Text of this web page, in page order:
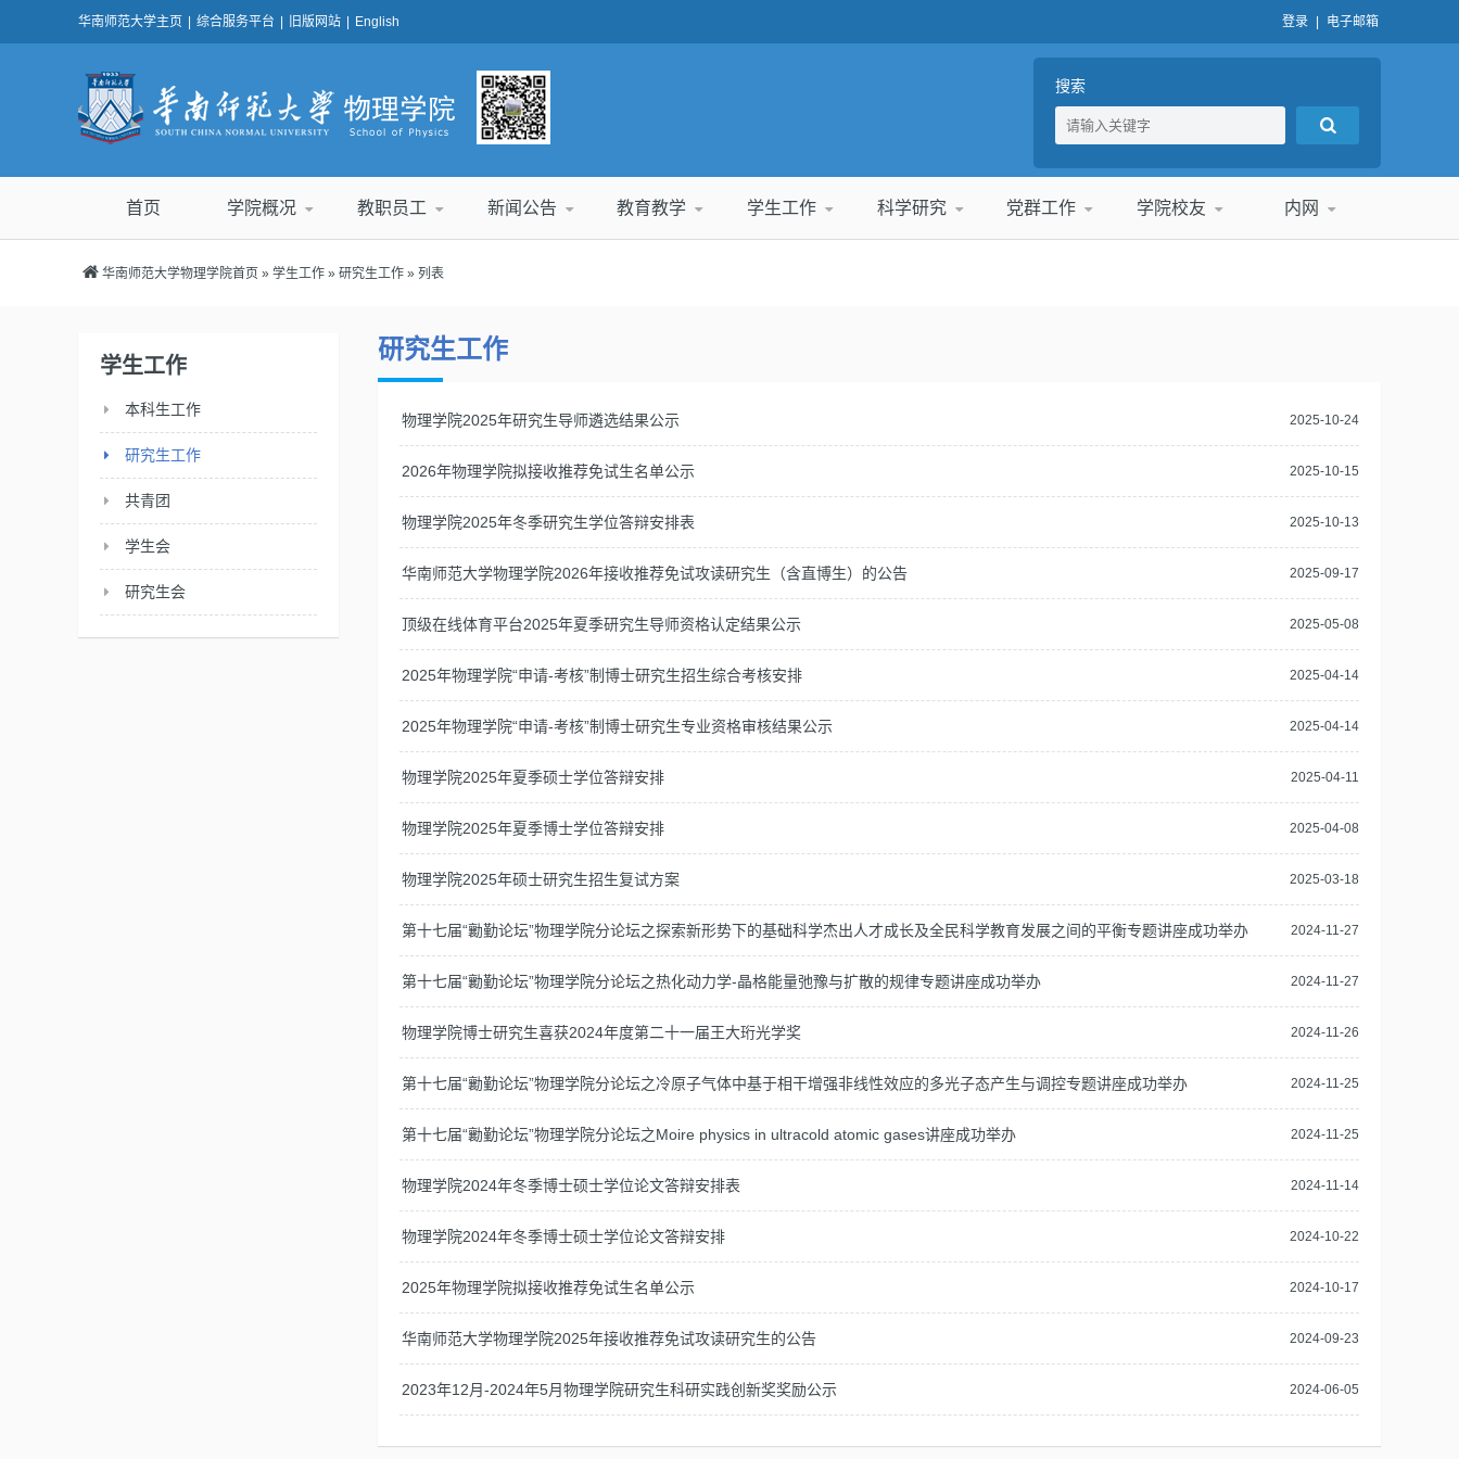
华南师范大学主页 综合服务平台 旧版网站 English 登录 电子邮箱
搜索
首页 学院概况 教职员工 新闻公告 教育教学 学生工作 科学研究 党群工作 学院校友 内网
华南师范大学物理学院首页 »学生工作 »研究生工作 » 列表
学生工作
本科生工作
研究生工作
共青团
学生会
研究生会
研究生工作
2025-10-24
物理学院2025年研究生导师遴选结果公示
2025-10-15
2026年物理学院拟接收推荐免试生名单公示
2025-10-13
物理学院2025年冬季研究生学位答辩安排表
2025-09-17
华南师范大学物理学院2026年接收推荐免试攻读研究生（含直博生）的公告
2025-05-08
顶级在线体育平台2025年夏季研究生导师资格认定结果公示
2025-04-14
2025年物理学院“申请-考核”制博士研究生招生综合考核安排
2025-04-14
2025年物理学院“申请-考核”制博士研究生专业资格审核结果公示
2025-04-11
物理学院2025年夏季硕士学位答辩安排
2025-04-08
物理学院2025年夏季博士学位答辩安排
2025-03-18
物理学院2025年硕士研究生招生复试方案
2024-11-27
第十七届“勷勤论坛”物理学院分论坛之探索新形势下的基础科学杰出人才成长及全民科学教育发展之间的平衡专题讲座成功举办
2024-11-27
第十七届“勷勤论坛”物理学院分论坛之热化动力学-晶格能量弛豫与扩散的规律专题讲座成功举办
2024-11-26
物理学院博士研究生喜获2024年度第二十一届王大珩光学奖
2024-11-25
第十七届“勷勤论坛”物理学院分论坛之冷原子气体中基于相干增强非线性效应的多光子态产生与调控专题讲座成功举办
2024-11-25
第十七届“勷勤论坛”物理学院分论坛之Moire physics in ultracold atomic gases讲座成功举办
2024-11-14
物理学院2024年冬季博士硕士学位论文答辩安排表
2024-10-22
物理学院2024年冬季博士硕士学位论文答辩安排
2024-10-17
2025年物理学院拟接收推荐免试生名单公示
2024-09-23
华南师范大学物理学院2025年接收推荐免试攻读研究生的公告
2024-06-05
2023年12月-2024年5月物理学院研究生科研实践创新奖奖励公示